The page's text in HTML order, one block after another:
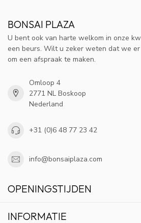
BONSAI PLAZA
U bent ook van harte welkom in onze
een beurs. Wilt u zeker weten dat we
om een afspraak te maken.
Omloop 4
2771 NL Boskoop
Nederland
+31 (0)6 48 77 23 42
info@bonsaiplaza.com
OPENINGSTIJDEN
INFORMATIE